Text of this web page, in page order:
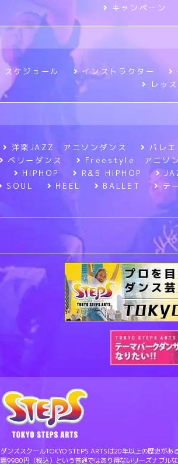
キャンペーン
スケジュール インストラクター
レッ
洋楽JAZZ アニソンダンス バレエ
ベリーダンス
Freestyle アニソン
HIPHOP
R&B HIPHOP
SOUL
HEEL BALLET テ
ダンススクールTOKYO STEPS ARTSは20年以上の歴史が
題9980円（税込）という普通ではあり得ないリーズナブル